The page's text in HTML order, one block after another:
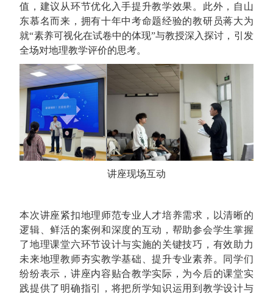
值，建议从环节优化入手提升教学效果。此外，自山
东慕名而来，拥有十年中考命题经验的教研员蒋大为
就“素养可视化在试卷中的体现”与教授深入探讨，引发
全场对地理教学评价的思考。
讲座现场互动
本次讲座紧扣地理师范专业人才培养需求，以清晰的
逻辑、鲜活的案例和深度的互动，帮助参会学生掌握
了地理课堂六环节设计与实施的关键技巧，有效助力
未来地理教师夯实教学基础、提升专业素养。同学们
纷纷表示，讲座内容贴合教学实际，为今后的课堂实
践提供了明确指引，将把所学知识运用到教学设计与